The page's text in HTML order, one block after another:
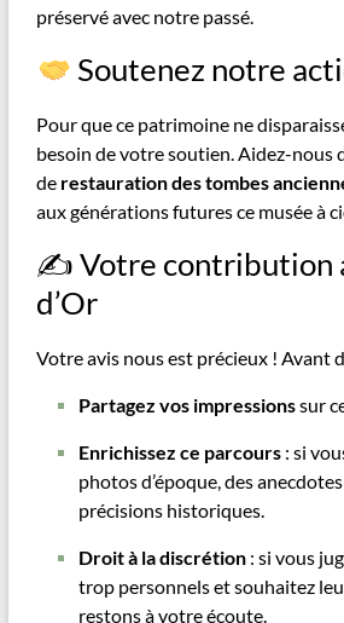
préservé avec notre passé.
Soutenez notre
Pour que ce patrimoine ne
besoin de votre soutien. Aidez-nous
de restauration des tombes
aux générations futures ce musée à
✍️ Votre contribution
d’Or
Votre avis nous est précieux ! Avant
Partagez vos impressionssur
Enrichissez ce parcours: si
photos d’époque, des
précisions historiques.
Droit à la discrétion: si vous
trop personnels et souhaitez
restons à votre écoute.